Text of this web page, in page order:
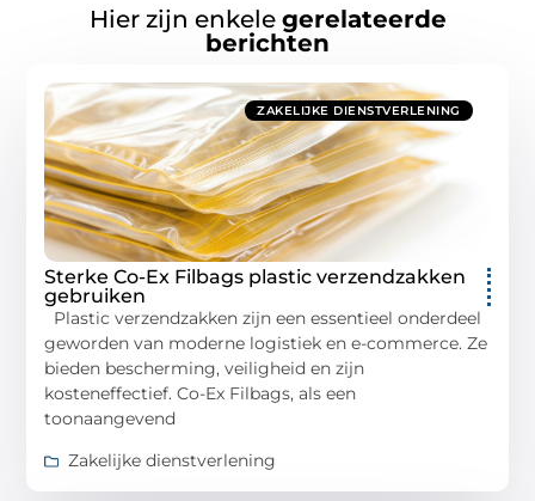
Hier zijn enkele gerelateerde
berichten
ZAKELIJKE DIENSTVERLENING
Sterke Co-Ex Filbags plastic verzendzakken
gebruiken
Plastic verzendzakken zijn een essentieel onderdeel
geworden van moderne logistiek en e-commerce. Ze
bieden bescherming, veiligheid en zijn
kosteneffectief. Co-Ex Filbags, als een
toonaangevend
Zakelijke dienstverlening